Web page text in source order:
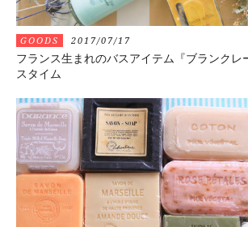
GOODS 2017/07/17
フランス生まれのバスアイテム『ブランクレ
スタイム